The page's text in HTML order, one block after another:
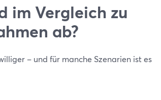
im Vergleich zu
ab?
– und für manche Szenarien ist es